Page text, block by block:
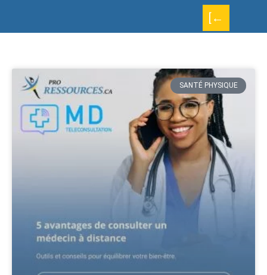
[←
SANTÉ PHYSIQUE